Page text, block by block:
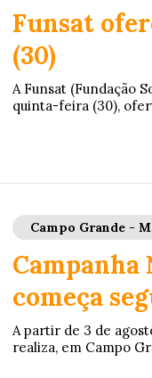
Funsat
(30)
A Funsat (Fundação
quinta-feira (30),
Campo Grande -
começa
A partir de 3 de
realiza, em Campo